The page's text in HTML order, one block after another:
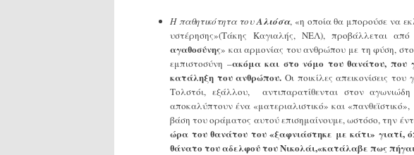
Η παθητικότητα τουΑλιόσα, «η οποία θα μπορούσε να
υστέρησης»(Τάκης Καγιαλής, ΝΕΛ), προβάλλεται
αγαθοσύνης» και αρμονίας του ανθρώπου με τη φύση,
εμπιστοσύνη –ακόμα και στο νόμο του θανάτου, που
κατάληξη του ανθρώπου. Οι ποικίλες απεικονίσεις
Τολστόι, εξάλλου, αντιπαρατίθενται στον
αποκαλύπτουν ένα «ματεριαλιστικό» και
βάση του οράματος αυτού επισημαίνουμε, ωστόσο, την
ώρα του θανάτου του «ξαφνιάστηκε με κάτι» γιατί,
θάνατο του αδελφού του Νικολάι,«κατάλαβε πως